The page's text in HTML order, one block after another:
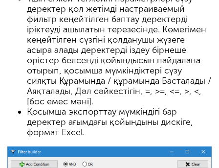
деректер қол жетімді настраиваемый
фильтр кеңейтілген баптау деректерді
іріктеуді ашылатын терезесінде. Көмегімен
кеңейтілген сүзгіні қолданушы жүзеге
асыра алады деректерді іздеу бірнеше
өрістер белсенді қойындысын пайдалана
отырып, қосымша мүмкіндіктері сүзу
сияқты Құрамында / құрамында Басталады /
Аяқталады, Дәл сәйкестігін, =, >=, <=, >, <,
[бос емес мәні].
Қосымша экспорттау мүмкіндігі бар
деректер ағымдағы қойындыны дискіге,
формат Excel.